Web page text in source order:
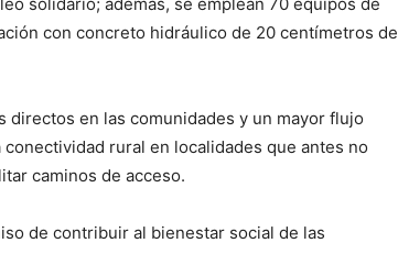
solidario; además, se emplean 70 equipos de
con concreto hidráulico de 20 centímetros de
directos en las comunidades y un mayor flujo
rural en localidades que antes no
caminos de acceso.
de contribuir al bienestar social de las